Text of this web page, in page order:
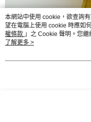
本網站中使用 cookie，欲查詢
望在電腦上使用 cookie 時應如
權條款 」之 Cookie 聲明。您
用條款之 Cookie 聲明使用
了解更多 >